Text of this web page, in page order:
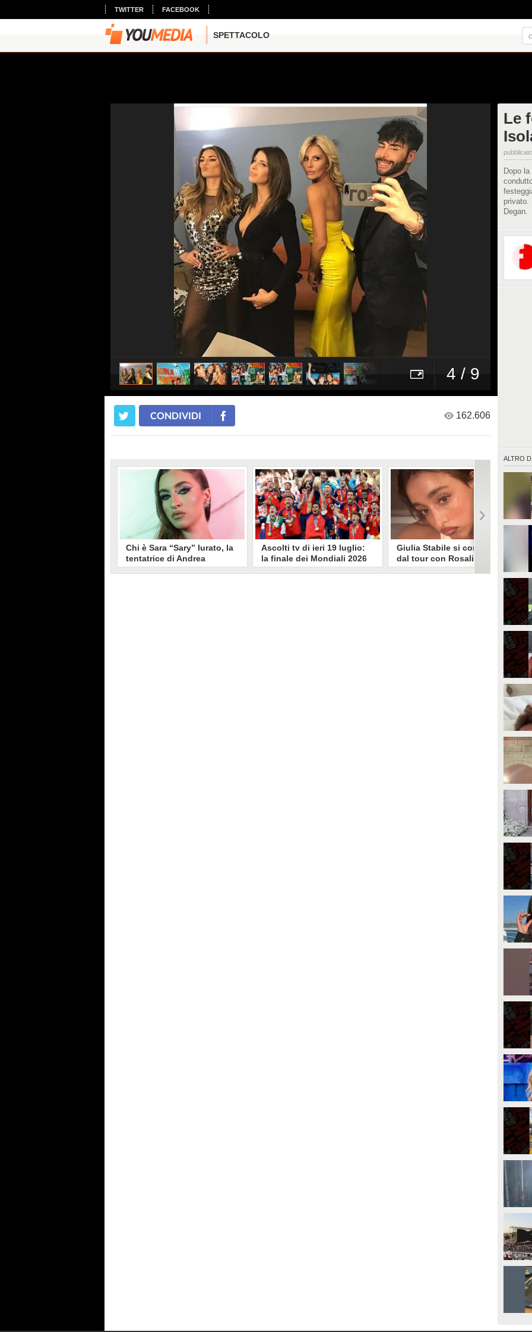
TWITTER FACEBOOK
SPETTACOLO
4 / 9
Le
Dopo
privato.
Degan.
ALTRO DI
CONDIVIDI 162.606
Chi è Sara “Sary” Iurato, la
tentatrice di Andrea
Petraroli a Temptation
Ascolti tv di ieri 19 luglio:
la finale dei Mondiali 2026
Spagna-Argentina
Giulia Stabile si confessa
dal tour con Rosalia: "Non
sono stata bene, costretta
ballo di Rosalia, Giulia Stabile si è
lasciata andare a una confessione